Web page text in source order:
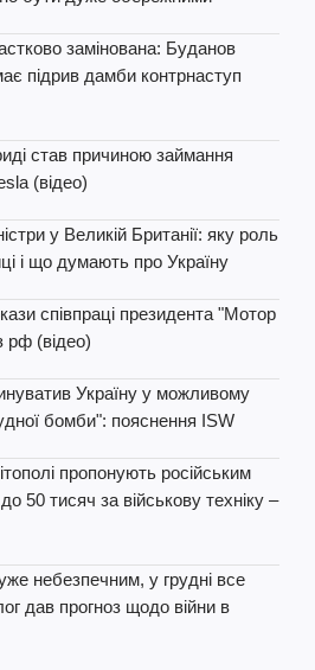
замінована: Буданов
підрив дамби контрнаступ
став причиною займання
(відео)
у Великій Британії: яку роль
і що думають про Україну
співпраці президента "Мотор
рф (відео)
Україну у можливому
бомби": пояснення ISW
пропонують російським
50 тисяч за військову техніку –
небезпечним, у грудні все
дав прогноз щодо війни в